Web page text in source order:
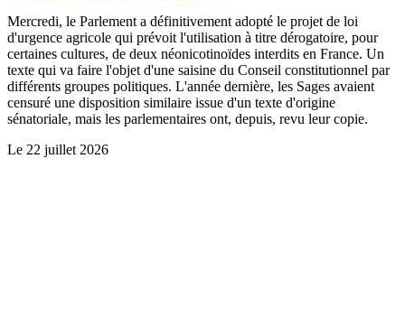
Mercredi, le Parlement a définitivement adopté le projet de loi
d'urgence agricole qui prévoit l'utilisation à titre dérogatoire, pour
certaines cultures, de deux néonicotinoïdes interdits en France. Un
texte qui va faire l'objet d'une saisine du Conseil constitutionnel par
différents groupes politiques. L'année dernière, les Sages avaient
censuré une disposition similaire issue d'un texte d'origine
sénatoriale, mais les parlementaires ont, depuis, revu leur copie.
Le 22 juillet 2026